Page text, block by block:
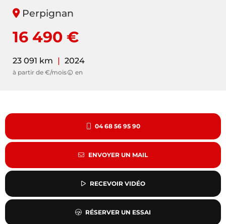
Perpignan
16 490 €
23 091 km | 2024
à partir de €/mois en
04 68 56 95 90
ENVOYER UN MAIL
RECEVOIR VIDÉO
RÉSERVER UN ESSAI